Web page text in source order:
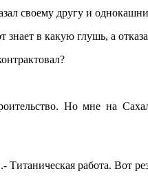
своему другу и
в какую глушь, а
Но мне на
работа. Вот